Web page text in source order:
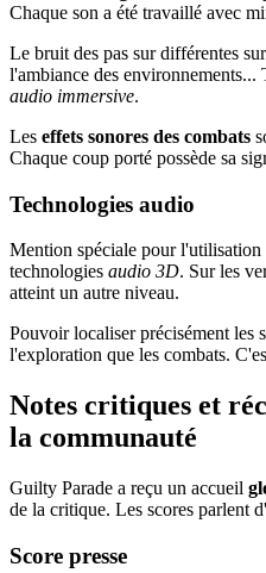
Chaque son a été travaillé avec
Le bruit des pas sur différentes
l'ambiance des environnements...
audio immersive.
Les effets sonores des combats
Chaque coup porté possède sa
Technologies audio
Mention spéciale pour l'utilisation
technologies audio 3D. Sur les
atteint un autre niveau.
Pouvoir localiser précisément les
l'exploration que les combats.
Notes critiques et
la communauté
Guilty Parade a reçu un accueil
de la critique. Les scores parlent
Score presse